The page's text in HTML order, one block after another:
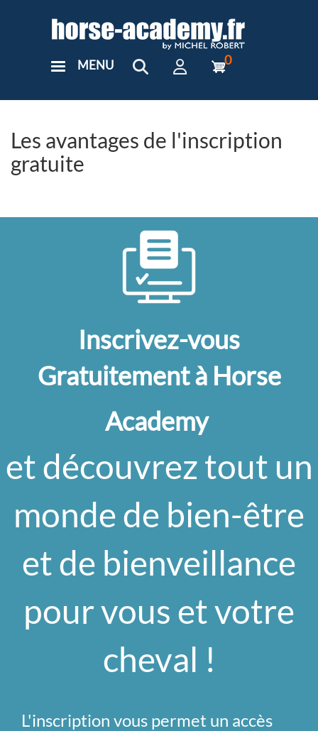
User
MENU 0
Les avantages de l'inscription
gratuite
Inscrivez-vous
Gratuitement à Horse
Academy
et découvrez tout un
monde de bien-être
et de bienveillance
pour vous et votre
cheval !
L'inscription vous permet un accès